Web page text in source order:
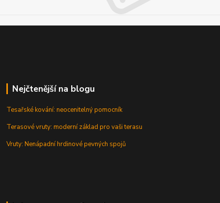
Nejčtenější na blogu
Tesařské kování: neocenitelný pomocník
Terasové vruty: moderní základ pro vaši terasu
Vruty: Nenápadní hrdinové pevných spojů